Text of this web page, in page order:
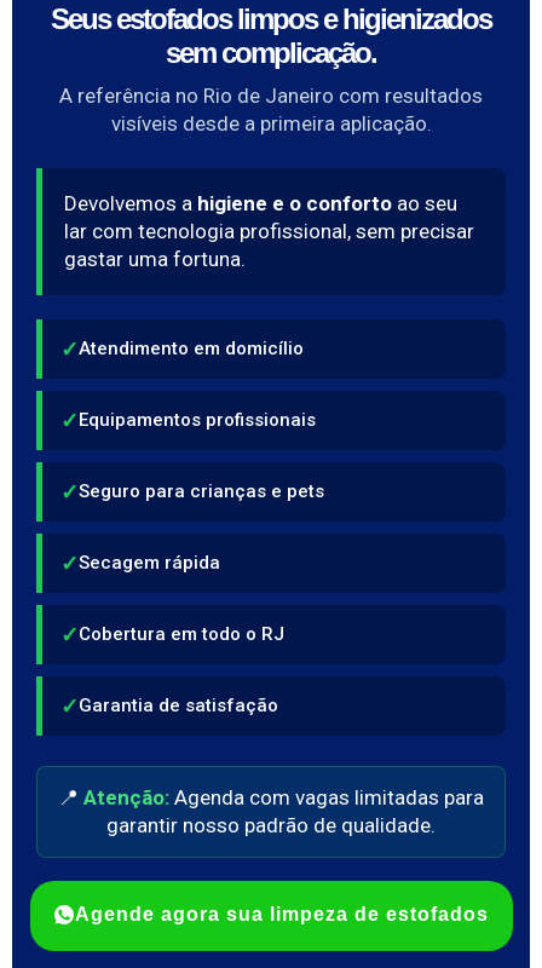
Seus estofados limpos e higienizados
sem complicação.
A referência no Rio de Janeiro com resultados
visíveis desde a primeira aplicação.
Devolvemos a higiene e o conforto ao seu
lar com tecnologia profissional, sem precisar
gastar uma fortuna.
✓Atendimento em domicílio
✓Equipamentos profissionais
✓Seguro para crianças e pets
✓Secagem rápida
✓Cobertura em todo o RJ
✓Garantia de satisfação
📍 Atenção: Agenda com vagas limitadas para
garantir nosso padrão de qualidade.
Agende agora sua limpeza de estofados